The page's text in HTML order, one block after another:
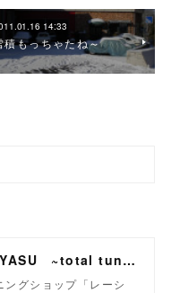
14:33
積もっちゃたね～
Racing Service YASU ~total tuning proshop~
グショップ「レーシ